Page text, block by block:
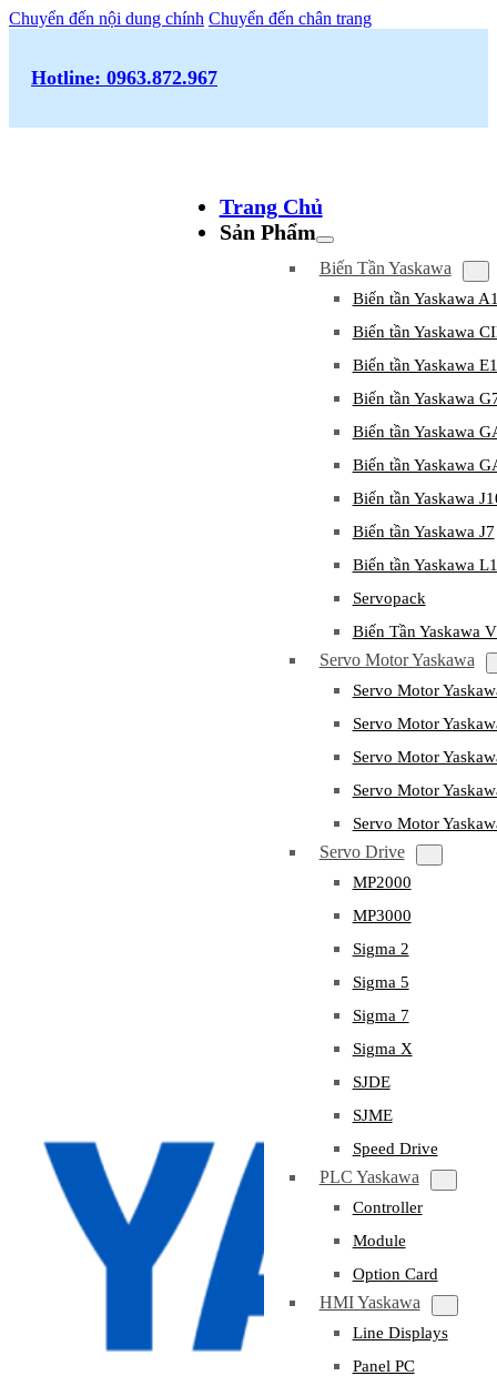
Chuyển đến nội dung chính Chuyển đến chân trang
Hotline: 0963.872.967
Trang Chủ
Sản Phẩm
Biến Tần Yaskawa
Biến tần Yaskawa
Biến tần Yaskawa
Biến tần Yaskawa
Biến tần Yaskawa
Biến tần Yaskawa
Biến tần Yaskawa
Biến tần Yaskawa
Biến tần Yaskawa J7
Biến tần Yaskawa
Servopack
Biến Tần Yaskawa
Servo Motor Yaskawa
Servo Motor
Servo Motor
Servo Motor
Servo Motor
Servo Motor
Servo Drive
MP2000
MP3000
Sigma 2
Sigma 5
Sigma 7
Sigma X
SJDE
SJME
Speed Drive
PLC Yaskawa
Controller
Module
Option Card
HMI Yaskawa
Line Displays
Panel PC